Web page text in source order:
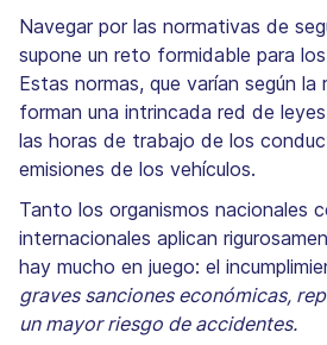
Navegar por las normativas de
supone un reto formidable para
Estas normas, que varían según la
forman una intrincada red de
las horas de trabajo de los
emisiones de los vehículos.
Tanto los organismos nacionales
internacionales aplican
hay mucho en juego: el
graves sanciones económicas,
un mayor riesgo de accidentes.